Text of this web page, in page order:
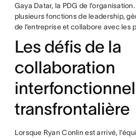
Gaya Datar, la PDG de
plusieurs fonctions de leadership,
de l’entreprise et collabore avec les
Les défis de la
collaboration
transfrontalière
Lorsque Ryan Conlin est arrivé,